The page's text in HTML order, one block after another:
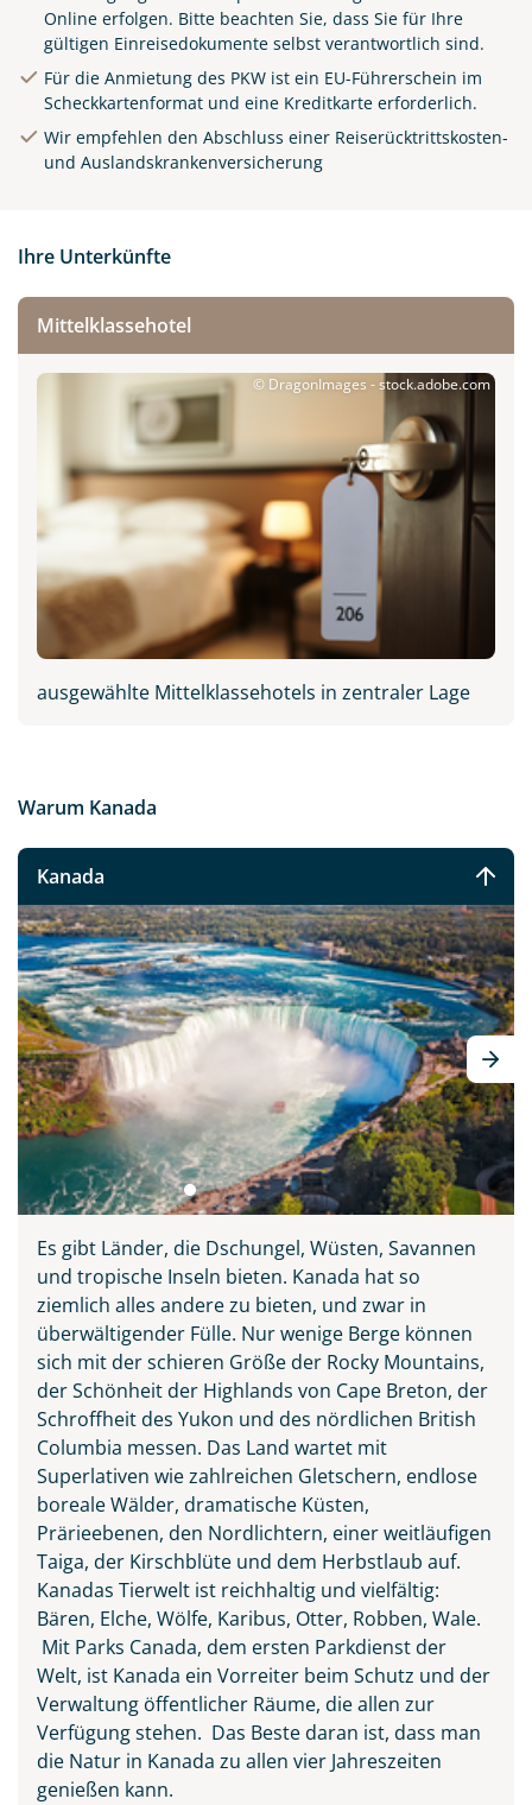
Online erfolgen. Bitte beachten Sie, dass Sie für Ihre
gültigen Einreisedokumente selbst verantwortlich sind.
Für die Anmietung des PKW ist ein EU-Führerschein im
Scheckkartenformat und eine Kreditkarte erforderlich.
Wir empfehlen den Abschluss einer Reiserücktrittskosten-
und Auslandskrankenversicherung
Ihre Unterkünfte
Mittelklassehotel
© DragonImages - stock.adobe.com
ausgewählte Mittelklassehotels in zentraler Lage
Warum Kanada
Kanada
Es gibt Länder, die Dschungel, Wüsten, Savannen
und tropische Inseln bieten. Kanada hat so
ziemlich alles andere zu bieten, und zwar in
überwältigender Fülle. Nur wenige Berge können
sich mit der schieren Größe der Rocky Mountains,
der Schönheit der Highlands von Cape Breton, der
Schroffheit des Yukon und des nördlichen British
Columbia messen. Das Land wartet mit
Superlativen wie zahlreichen Gletschern, endlose
boreale Wälder, dramatische Küsten,
Prärieebenen, den Nordlichtern, einer weitläufigen
Taiga, der Kirschblüte und dem Herbstlaub auf.
Kanadas Tierwelt ist reichhaltig und vielfältig:
Bären, Elche, Wölfe, Karibus, Otter, Robben, Wale.
Mit Parks Canada, dem ersten Parkdienst der
Welt, ist Kanada ein Vorreiter beim Schutz und der
Verwaltung öffentlicher Räume, die allen zur
Verfügung stehen. Das Beste daran ist, dass man
die Natur in Kanada zu allen vier Jahreszeiten
genießen kann.